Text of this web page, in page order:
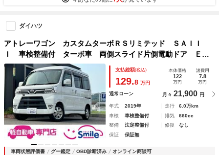
ダイハツ
アトレーワゴン カスタムターボＲＳリミテッド ＳＡＩＩ
Ｉ 車検整備付 ターボ車 両側スライド片側電動ドア ＥＴ
Ｃ ＵＳＢポート Ｂｌｕｅｔｏｏｔｈ接続 オートマチック
ハイビーム クリアランスソナー ＬＥＤヘッドランプ アイ
ドリングストップ キーレスエントリー
支払総額(税込)
129.8 万円
本体価格
122
万円
諸費用
7.8
万円
通常ローン 月々 21,900 円
年式 2019年 走行
6.0万km
車検
車検整備付 排気
660cc
整備
法定整備付 修復
なし
保証
保証無
車両状態評価書 グー鑑定 OBD診断済み オンライン商談可